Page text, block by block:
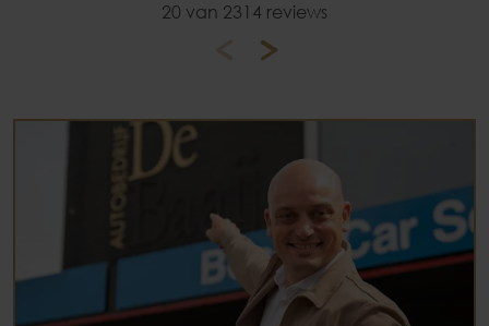
20 van 2314 reviews